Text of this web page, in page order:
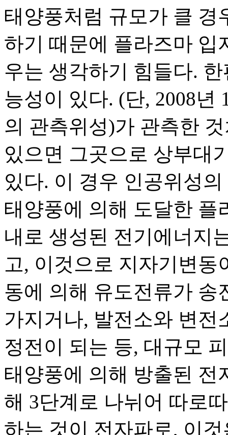
태양풍처럼 규모가 클 경
하기 때문에 플라즈마 입
우는 생각하기 힘들다.
능성이 있다. (단, 2008년
의 관측위성)가 관측한
있으면 그곳으로 상부대
있다. 이 경우 인공위성
태양풍에 의해 도달한 플
내로 생성된 전기에너지
고, 이것으로 지자기변동
동에 의해 유도전류가 송
가지거나, 발전소와 변전
정전이 되는 등, 대규모
태양풍에 의해 방출된 전
해 3단계로 나뉘어 따로
하는 것이 전자파로, 이